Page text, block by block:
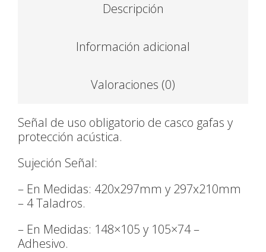
Descripción
Información adicional
Valoraciones (0)
Señal de uso obligatorio de casco gafas y
protección acústica.
Sujeción Señal:
– En Medidas: 420x297mm y 297x210mm
– 4 Taladros.
– En Medidas: 148×105 y 105×74 –
Adhesivo.